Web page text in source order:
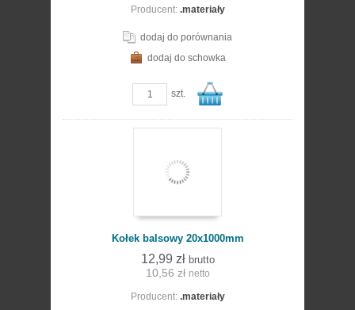
koszyka
Producent: .materiały
dodaj do porównania
dodaj do schowka
szt.
Kołek balsowy 20x1000mm
12,99 zł brutto
10,56 zł netto
Producent: .materiały